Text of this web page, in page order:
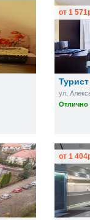
Турист
ул.
Отлично
от 1 571
от 1 404